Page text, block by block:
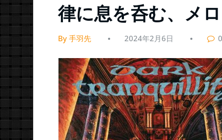
律に息を呑む、メ
By 手羽先 2024年2月6日 0